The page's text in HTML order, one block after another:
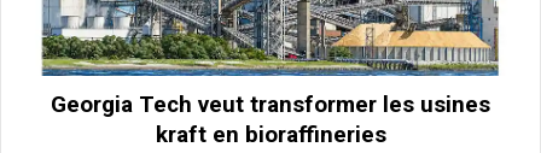
Georgia Tech veut transformer les usines
kraft en bioraffineries